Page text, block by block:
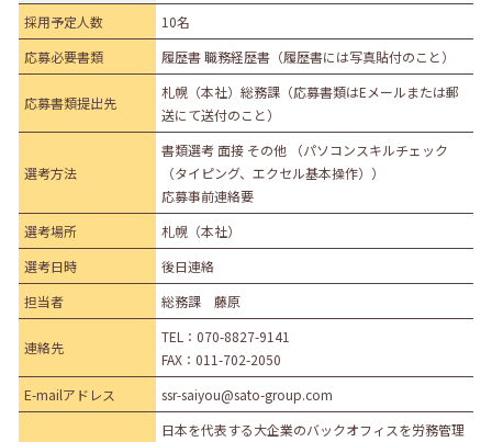
採用予定人数
10名
応募必要書類
履歴書 職務経歴書（履歴書には写真貼付のこと）
応募書類提出先
札幌（本社）総務課（応募書類はEメールまたは郵
送にて送付のこと）
選考方法
書類選考 面接 その他 （パソコンスキルチェック
（タイピング、エクセル基本操作））
応募事前連絡要
選考場所
札幌（本社）
選考日時
後日連絡
担当者
総務課 藤原
連絡先
TEL： 070-8827-9141
FAX：011-702-2050
E-mailアドレス
ssr-saiyou@sato-group.com
日本を代表する大企業のバックオフィスを労務管理